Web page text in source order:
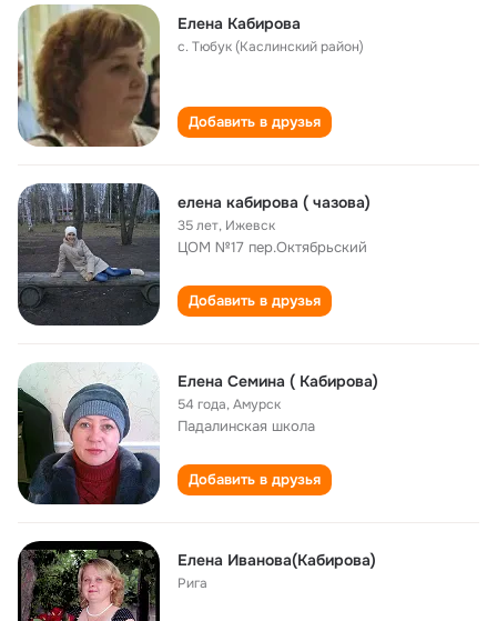
Елена Кабирова
с. Тюбук (Каслинский район)
Добавить в друзья
елена кабирова ( чазова)
35 лет, Ижевск
ЦОМ №17 пер.Октябрьский
Добавить в друзья
Елена Семина ( Кабирова)
54 года,Амурск
Падалинская школа
Добавить в друзья
Елена Иванова(Кабирова)
Рига